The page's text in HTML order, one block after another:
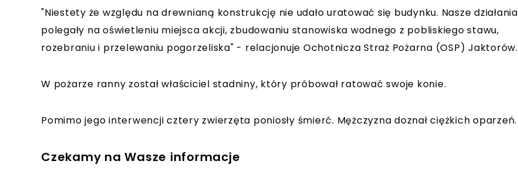
"Niestety że względu na drewnianą konstrukcję nie udało uratować się budynku. Nasze działania
polegały na oświetleniu miejsca akcji, zbudowaniu stanowiska wodnego z pobliskiego stawu,
rozebraniu i przelewaniu pogorzeliska" - relacjonuje Ochotnicza Straż Pożarna (OSP) Jaktorów.
W pożarze ranny został właściciel stadniny, który próbował ratować swoje konie.
Pomimo jego interwencji cztery zwierzęta poniosły śmierć. Mężczyzna doznał ciężkich oparzeń.
Czekamy na Wasze informacje